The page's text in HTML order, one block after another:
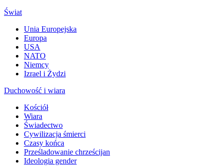
Świat
Unia Europejska
Europa
USA
NATO
Niemcy
Izrael i Żydzi
Duchowość i wiara
Kościół
Wiara
Świadectwo
Cywilizacja śmierci
Czasy końca
Prześladowanie chrześcijan
Ideologia gender